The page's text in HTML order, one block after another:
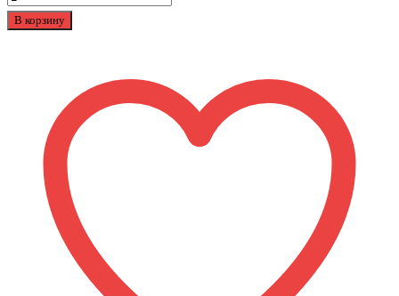
товара
В корзину